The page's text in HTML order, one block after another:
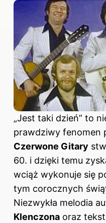
„Jest taki dzień” to
prawdziwy fenomen
Czerwone Gitary
60. i dzięki temu
wciąż wykonuje się
tym corocznych
Niezwykła melodia
Klenczona oraz